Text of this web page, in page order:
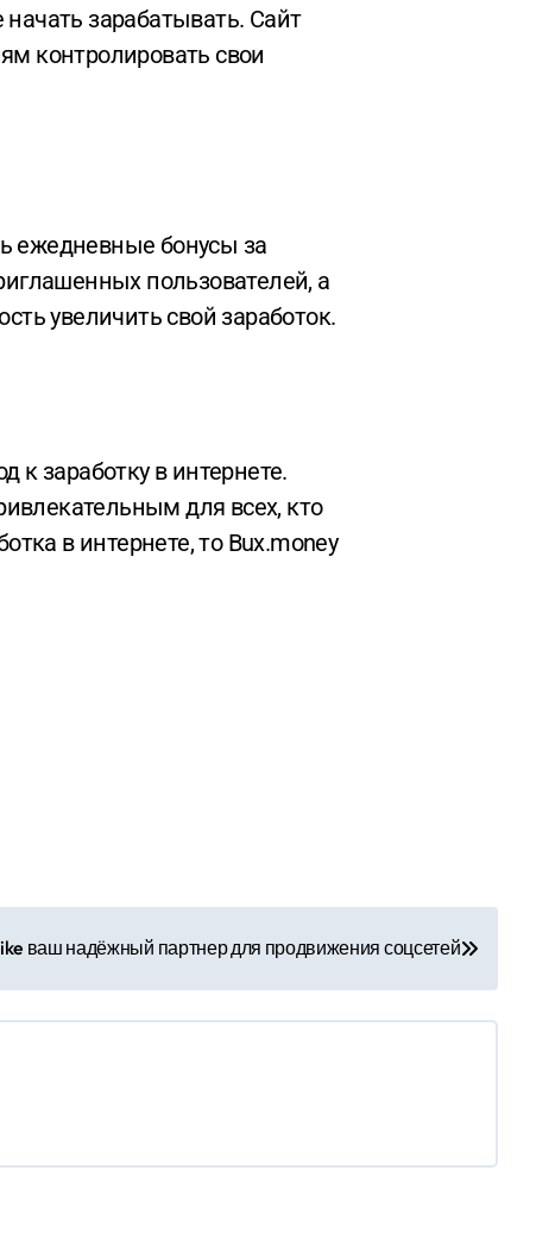
зарабатывать. Сайт
контролировать свои
пользователей, а
увеличить свой заработок.
для всех, кто
в интернете, то Bux.money
ваш надёжный партнер для продвижения соцсетей